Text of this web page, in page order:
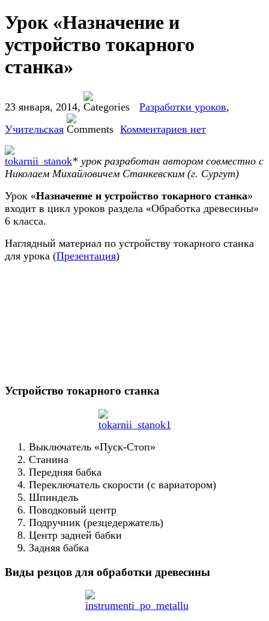
Урок «Назначение и
устройство токарного
станка»
23 января, 2014, Разработки уроков,
Учительская
Комментариев нет
* урок разработан автором совместно с
Николаем Михайловичем Станкевским (г. Сургут)
Урок «Назначение и устройство токарного станка»
входит в цикл уроков раздела «Обработка древесины»
6 класса.
Наглядный материал по устройству токарного станка
для урока (Презентация)
Устройство токарного станка
Выключатель «Пуск-Стоп»
Станина
Передняя бабка
Переключатель скорости (с вариатором)
Шпиндель
Поводковый центр
Подручник (резцедержатель)
Центр задней бабки
Задняя бабка
Виды резцов для обработки древесины